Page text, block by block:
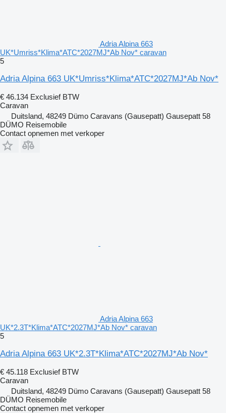
Adria Alpina 663
UK*Umriss*Klima*ATC*2027MJ*Ab Nov* caravan
5
Adria Alpina 663 UK*Umriss*Klima*ATC*2027MJ*Ab Nov*
€ 46.134 Exclusief BTW
Caravan
Duitsland, 48249 Dümo Caravans (Gausepatt) Gausepatt 58
DÜMO Reisemobile
Contact opnemen met verkoper
Adria Alpina 663
UK*2.3T*Klima*ATC*2027MJ*Ab Nov* caravan
5
Adria Alpina 663 UK*2.3T*Klima*ATC*2027MJ*Ab Nov*
€ 45.118 Exclusief BTW
Caravan
Duitsland, 48249 Dümo Caravans (Gausepatt) Gausepatt 58
DÜMO Reisemobile
Contact opnemen met verkoper